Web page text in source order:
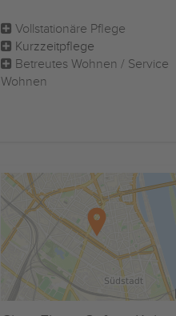
Vollstationäre Pflege
Kurzzeitpflege
Betreutes Wohnen / Service
Wohnen